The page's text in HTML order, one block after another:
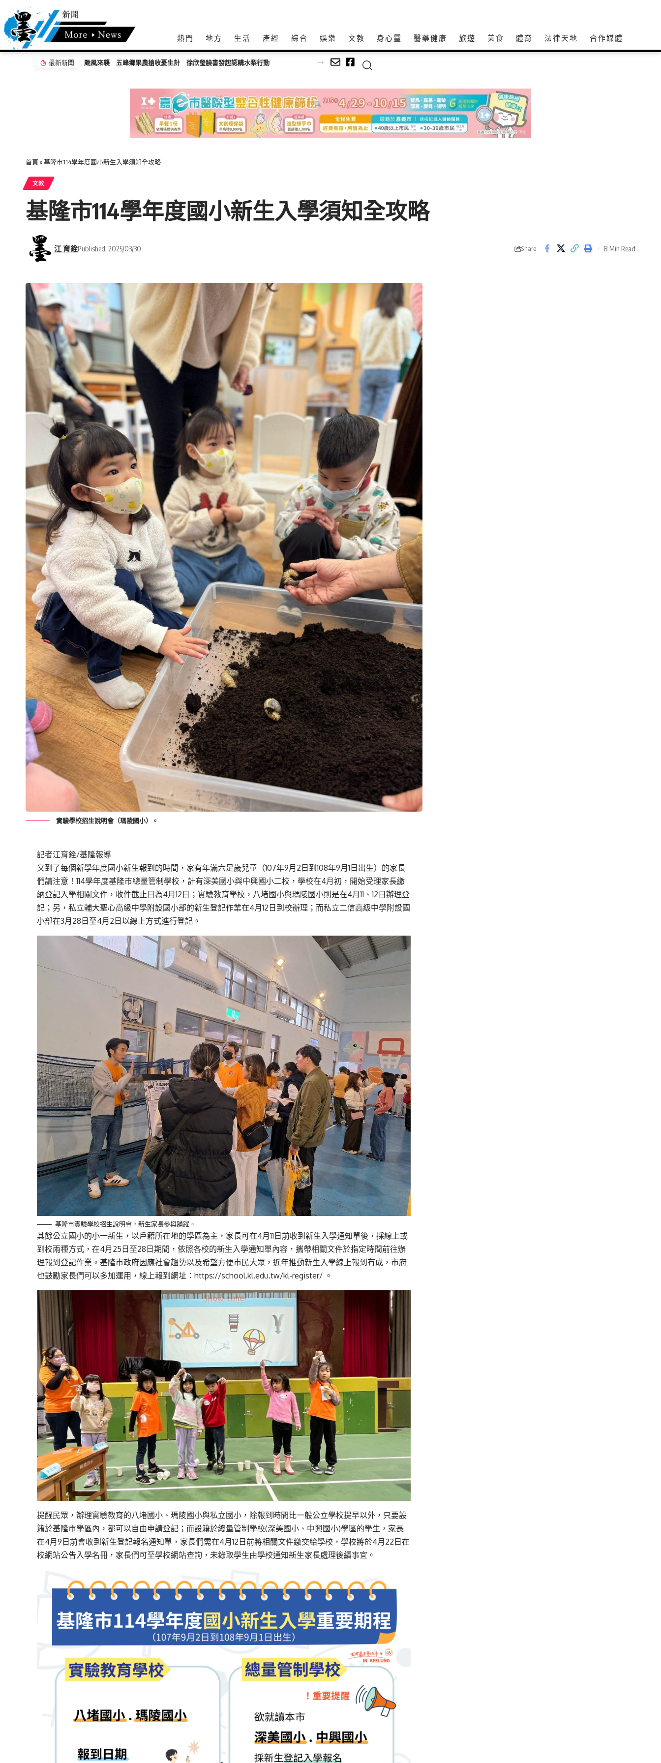
熱門 地方 生活 產經 綜合 娛樂 文教 身心𩆜 醫藥健康 旅遊 美食 體育 法律天地 合作媒體
最新新聞 颱風來襲 五峰鄉果農搶收憂生計 徐欣瑩臉書發起認購水梨行動
首頁 »基隆市114學年度國小新生入學須知全攻略
文教
基隆市114學年度國小新生入學須知全攻略
江 育銓Published: 2025/03/30 Share 8 Min Read
實驗學校招生說明會（瑪陵國小）。
記者江育銓/基隆報導
又到了每個新學年度國小新生報到的時間，家有年滿六足歲兒童（107年9月2日到108年9月1日出生）的家長
們請注意！114學年度基隆市總量管制學校，計有深美國小與中興國小二校，學校在4月初，開始受理家長繳
納登記入學相關文件，收件截止日為4月12日；實驗教育學校，八堵國小與瑪陵國小則是在4月11、12日辦理登
記；另，私立輔大聖心高級中學附設國小部的新生登記作業在4月12日到校辦理；而私立二信高級中學附設國
小部在3月28日至4月2日以線上方式進行登記。
基隆市實驗學校招生說明會，新生家長參與踴躍。
其餘公立國小的小一新生，以戶籍所在地的學區為主，家長可在4月11日前收到新生入學通知單後，採線上或
到校兩種方式，在4月25日至28日期間，依照各校的新生入學通知單內容，攜帶相關文件於指定時間前往辦
理報到登記作業。基隆市政府因應社會趨勢以及希望方便市民大眾，近年推動新生入學線上報到有成，市府
也鼓勵家長們可以多加運用，線上報到網址：https://school.kl.edu.tw/kl-register/ 。
提醒民眾，辦理實驗教育的八堵國小、瑪陵國小與私立國小，除報到時間比一般公立學校提早以外，只要設
籍於基隆市學區內，都可以自由申請登記；而設籍於總量管制學校(深美國小、中興國小)學區的學生，家長
在4月9日前會收到新生登記報名通知單，家長們需在4月12日前將相關文件繳交給學校，學校將於4月22日在
校網站公告入學名冊，家長們可至學校網站查詢，未錄取學生由學校通知新生家長處理後續事宜。